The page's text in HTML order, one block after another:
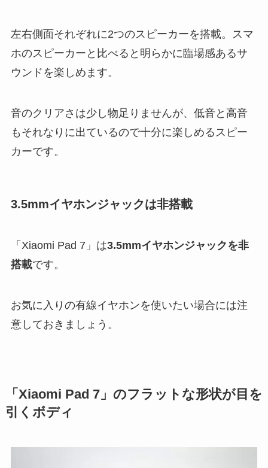
左右側面それぞれに2つのスピーカーを搭載。スマ
ホのスピーカーと比べると明らかに臨場感あるサ
ウンドを楽しめます。
音のクリアさは少し物足りませんが、低音と高音
もそれなりに出ているので十分に楽しめるスピー
カーです。
3.5mmイヤホンジャックは非搭載
「Xiaomi Pad 7」は3.5mmイヤホンジャックを非
搭載です。
お気に入りの有線イヤホンを使いたい場合には注
意しておきましょう。
「Xiaomi Pad 7」のフラットな形状が目を
引くボディ